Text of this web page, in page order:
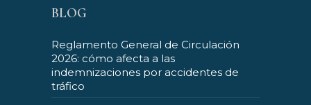
BLOG
Reglamento General de Circulación
2026: cómo afecta a las
indemnizaciones por accidentes de
tráfico